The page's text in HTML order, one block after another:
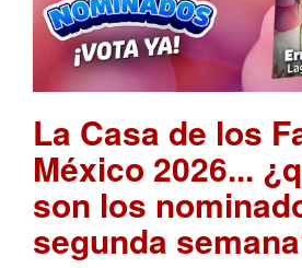
La Casa de los
México 2026...
son los
segunda